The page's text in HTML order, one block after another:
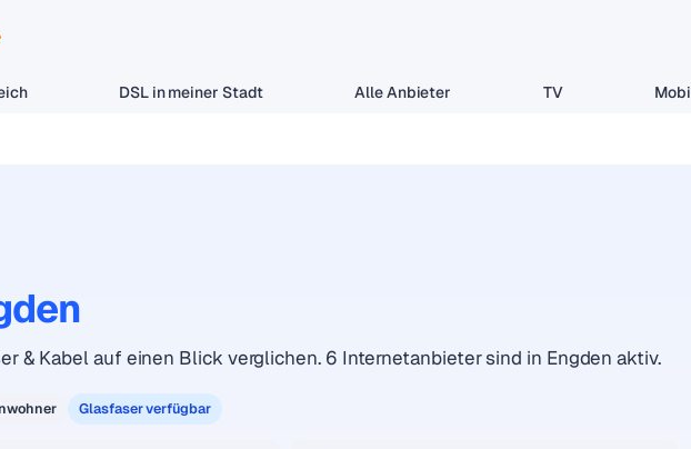
DSL in meiner Stadt Alle Anbieter TV
& Kabel auf einen Blick verglichen. 6 Internetanbieter sind in Engden aktiv.
Glasfaser verfügbar